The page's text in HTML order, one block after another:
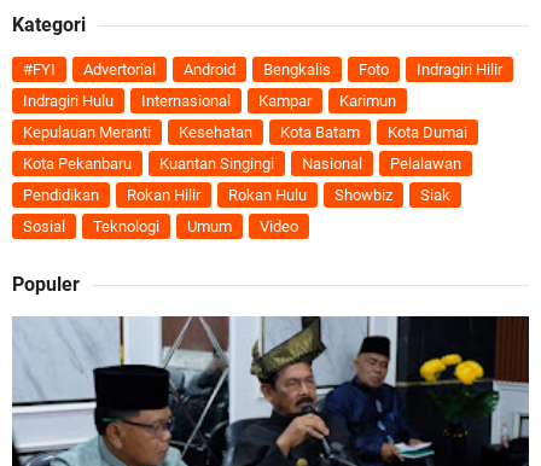
Kategori
#FYI Advertorial Android Bengkalis Foto
Indragiri Hilir
Indragiri Hulu
Internasional Kampar
Karimun
Kepulauan Meranti
Kesehatan Kota Batam
Kota Dumai
Kota Pekanbaru
Kuantan Singingi Nasional
Pelalawan
Pendidikan
Rokan Hilir Rokan Hulu Showbiz
Siak
Sosial
Teknologi Umum Video
Populer